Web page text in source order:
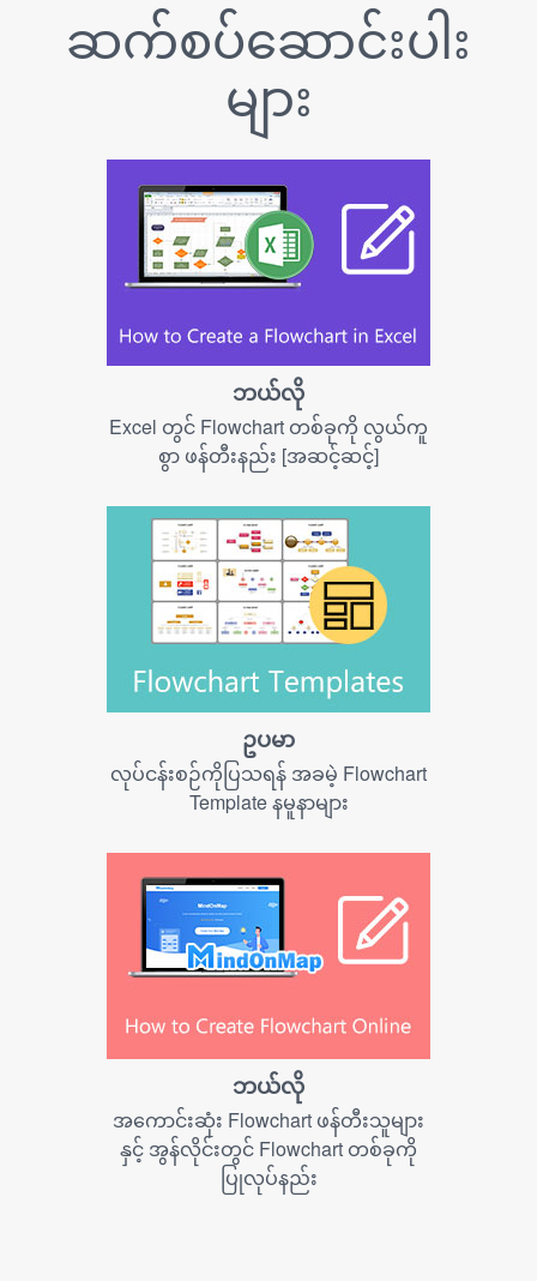
ဆက်စပ်ဆောင်းပါး
များ
ဘယ်လို
Excel တွင် Flowchart တစ်ခုကို လွယ်ကူ
စွာ ဖန်တီးနည်း [အဆင့်ဆင့်]
ဥပမာ
လုပ်ငန်းစဉ်ကိုပြသရန် အခမဲ့ Flowchart
Template နမူနာများ
ဘယ်လို
အကောင်းဆုံး Flowchart ဖန်တီးသူများ
နှင့် အွန်လိုင်းတွင် Flowchart တစ်ခုကို
ပြုလုပ်နည်း